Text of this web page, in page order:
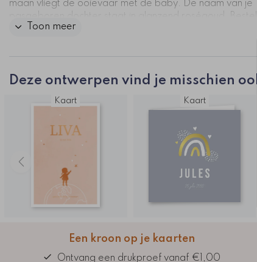
maan vliegt de ooievaar met de baby. De naam van je
drukproef en bekijk jouw persoonlijke geboortekaartje in
Toon meer
Deze ontwerpen vind je misschien
Kaart Kaart
Een kroon op je kaarten
Ontvang een drukproef vanaf €1,00